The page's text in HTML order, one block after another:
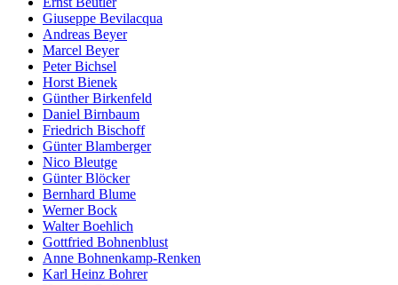
Giuseppe Bevilacqua
Andreas Beyer
Marcel Beyer
Peter Bichsel
Horst Bienek
Günther Birkenfeld
Daniel Birnbaum
Friedrich Bischoff
Günter Blamberger
Nico Bleutge
Günter Blöcker
Bernhard Blume
Werner Bock
Walter Boehlich
Gottfried Bohnenblust
Anne Bohnenkamp-Renken
Karl Heinz Bohrer